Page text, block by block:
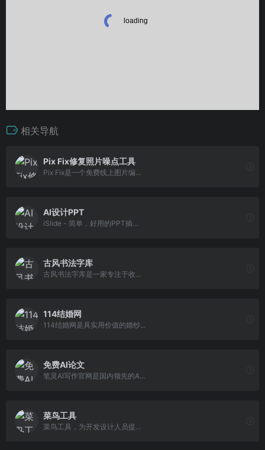
相关导航
Pix Fix修复照片噪点工具
Pix Fix是一个免费线上图片编...
AI设计PPT
iSlide - 简单，好用的PPT插...
古风书法字库
古风书法字库是一家专注于收...
114结婚网
114结婚网是具实用价值的婚纱...
免费AI论文
笔灵AI写作官网是国内领先的A...
菜鸟工具
菜鸟工具，为开发设计人员提...